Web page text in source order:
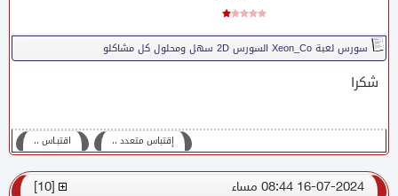
سورس لعبة Xeon_Co السورس 2D سهل ومحلول كل مشاكلو
شكرا
اقتبـاس ،، إقتباس متعدد ،،
16-07-2024 08:44 مساء [
10